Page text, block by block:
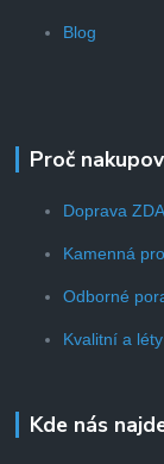
Blog
Proč
Doprava
Kamenná
Odborné
Kvalitní a
Kde nás